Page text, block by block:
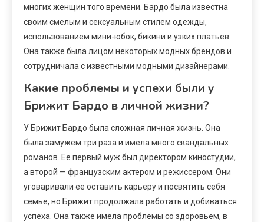
многих женщин того времени. Бардо была известна
своим смелым и сексуальным стилем одежды,
использованием мини-юбок, бикини и узких платьев.
Она также была лицом некоторых модных брендов и
сотрудничала с известными модными дизайнерами.
Какие проблемы и успехи были у
Брижит Бардо в личной жизни?
У Брижит Бардо была сложная личная жизнь. Она
была замужем три раза и имела много скандальных
романов. Ее первый муж был директором киностудии,
а второй — французским актером и режиссером. Они
уговаривали ее оставить карьеру и посвятить себя
семье, но Брижит продолжала работать и добиваться
успеха. Она также имела проблемы со здоровьем, в